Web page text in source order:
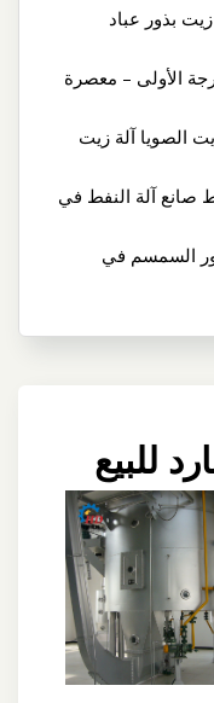
بذور عباد
الأولى – معصرة
الصويا آلة زيت
صانع آلة النفط في
السمسم في
للبيع